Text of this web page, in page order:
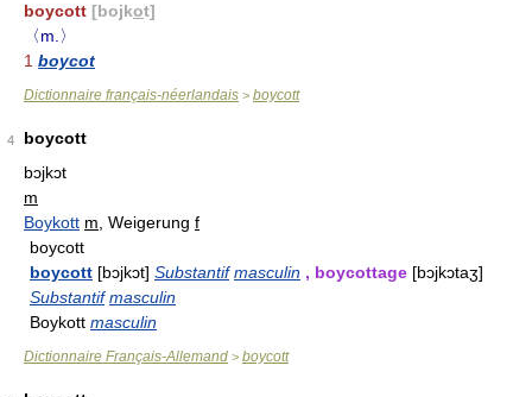
boycott [bojkot]
〈m.〉
1 boycot
Dictionnaire français-néerlandais > boycott
4
boycott
bɔjkɔt
m
Boykott m , Weigerung f
boycott
boycott [bɔjkɔt] Substantif masculin , boycottage [bɔjkɔtaʒ]
Substantif masculin
Boykott masculin
Dictionnaire Français-Allemand > boycott